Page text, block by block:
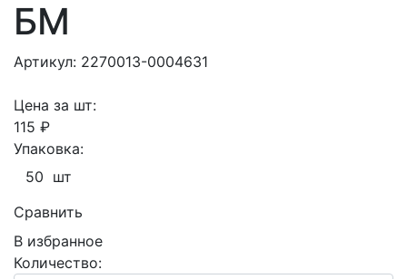
БМ
Артикул: 2270013-0004631
Цена за шт:
115 ₽
Упаковка:
50 шт
Сравнить
В избранное
Количество: